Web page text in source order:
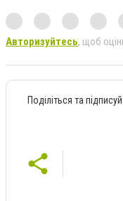
Авторизуйтесь, щоб
Поділіться та